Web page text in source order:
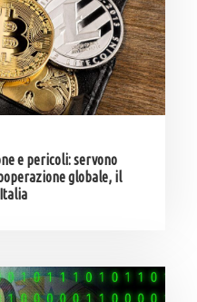
e pericoli: servono
globale, il